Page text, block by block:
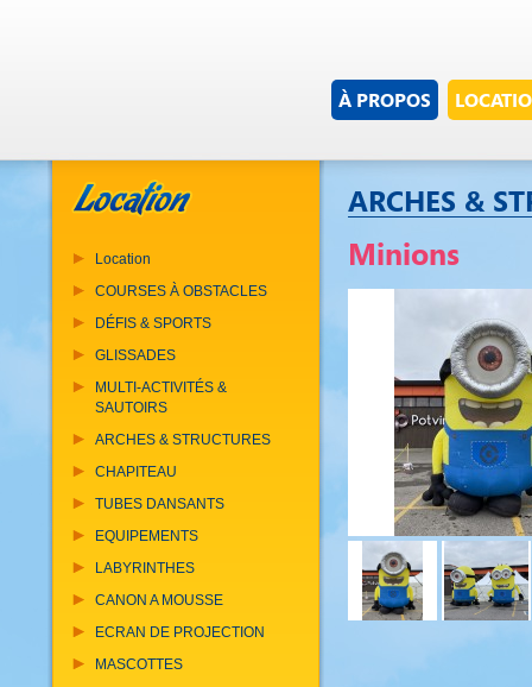
À PROPOS
Location
COURSES À OBSTACLES
DÉFIS & SPORTS
GLISSADES
MULTI-ACTIVITÉS &
SAUTOIRS
ARCHES & STRUCTURES
CHAPITEAU
TUBES DANSANTS
EQUIPEMENTS
LABYRINTHES
CANON A MOUSSE
ECRAN DE PROJECTION
MASCOTTES
ARCHES &
Minions